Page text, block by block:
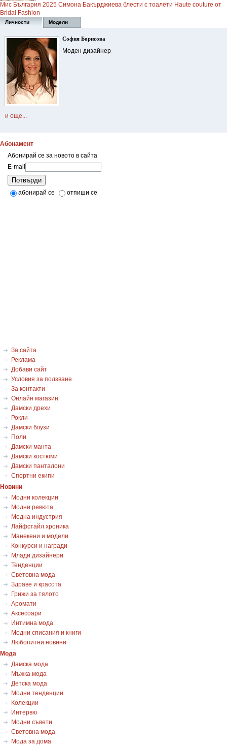
Мис България 2025 Симона Бакърджиева блести с тоалети Haute couture от
Bridal Fashion
Личности Модели
София Борисова
Моден дизайнер
и още...
Абонамент
Абонирай се за новото в сайта
E-mail
Потвърди
абонирай се отпиши се
За сайта
Реклама
Добави сайт
Условия за ползване
За контакти
Онлайн магазин
Дамски дрехи
Рокли
Дамски блузи
Поли
Дамски манта
Дамски костюми
Дамски панталони
Спортни екипи
Новини
Модни колекции
Модни ревюта
Модна индустрия
Лайфстайл хроника
Манекени и модели
Конкурси и награди
Млади дизайнери
Тенденции
Световна мода
Здраве и красота
Грижи за тялото
Аромати
Аксесоари
Интимна мода
Модни списания и книги
Любопитни новини
Мода
Дамска мода
Мъжка мода
Детска мода
Модни тенденции
Колекции
Интервю
Модни съвети
Световна мода
Мода за дома